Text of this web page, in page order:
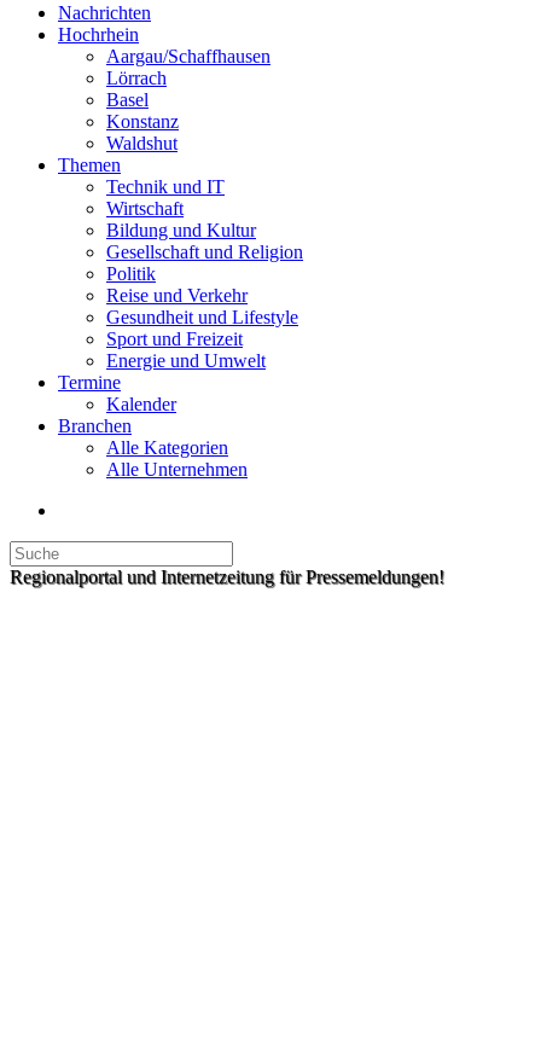
Nachrichten
Hochrhein
Aargau/Schaffhausen
Lörrach
Basel
Konstanz
Waldshut
Themen
Technik und IT
Wirtschaft
Bildung und Kultur
Gesellschaft und Religion
Politik
Reise und Verkehr
Gesundheit und Lifestyle
Sport und Freizeit
Energie und Umwelt
Termine
Kalender
Branchen
Alle Kategorien
Alle Unternehmen
Regionalportal und Internetzeitung für Pressemeldungen!